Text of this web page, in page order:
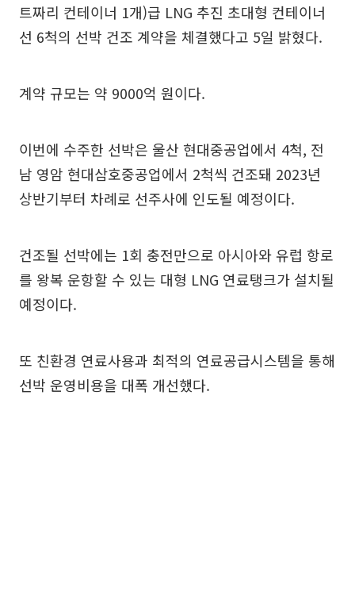
트짜리 컨테이너 1개)급 LNG 추진 초대형 컨테이너
선 6척의 선박 건조 계약을 체결했다고 5일 밝혔다.
계약 규모는 약 9000억 원이다.
이번에 수주한 선박은 울산 현대중공업에서 4척, 전
남 영암 현대삼호중공업에서 2척씩 건조돼 2023년
상반기부터 차례로 선주사에 인도될 예정이다.
건조될 선박에는 1회 충전만으로 아시아와 유럽 항로
를 왕복 운항할 수 있는 대형 LNG 연료탱크가 설치될
예정이다.
또 친환경 연료사용과 최적의 연료공급시스템을 통해
선박 운영비용을 대폭 개선했다.